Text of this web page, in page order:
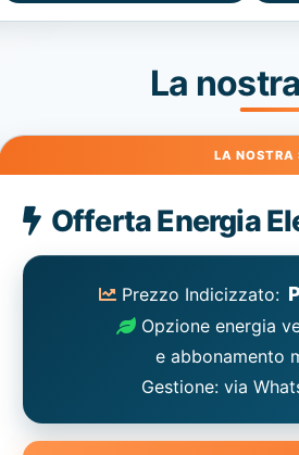
La
Energia
Elettrica
consigliata
Offerta Energia
Prezzo Indicizzato:
Opzione energia
e abbonamento
Gestione: via